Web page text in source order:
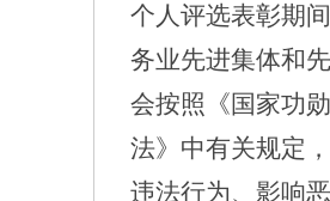
个人评选表彰期
务业先进集体和
会按照《国家功
法》中有关规定
违法行为、影响